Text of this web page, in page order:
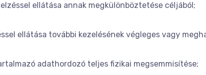
ellátása annak megkülönböztetése céljából;
ellátása további kezelésének végleges vagy
adathordozó teljes fizikai megsemmisítése;